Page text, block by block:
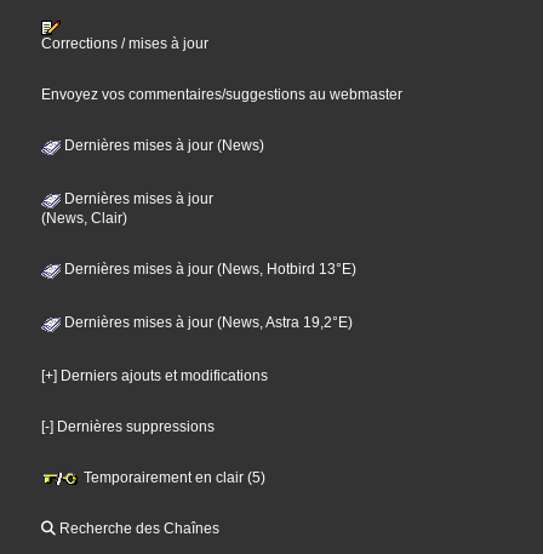
Corrections / mises à jour
Envoyez vos commentaires/suggestions au webmaster
Dernières mises à jour (News)
Dernières mises à jour
(News, Clair)
Dernières mises à jour (News, Hotbird 13°E)
Dernières mises à jour (News, Astra 19,2°E)
[+] Derniers ajouts et modifications
[-] Dernières suppressions
Temporairement en clair (5)
Recherche des Chaînes